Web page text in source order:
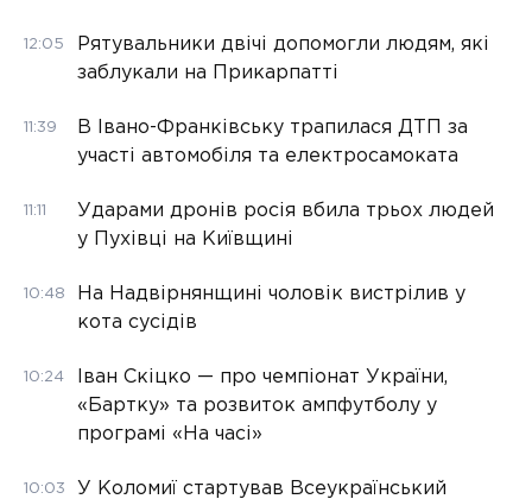
12:05
Рятувальники двічі допомогли людям, які
заблукали на Прикарпатті
11:39
В Івано-Франківську трапилася ДТП за
участі автомобіля та електросамоката
11:11
Ударами дронів росія вбила трьох людей
у Пухівці на Київщині
10:48
На Надвірнянщині чоловік вистрілив у
кота сусідів
10:24
Іван Скіцко — про чемпіонат України,
«Бартку» та розвиток ампфутболу у
програмі «На часі»
10:03
У Коломиї стартував Всеукраїнський